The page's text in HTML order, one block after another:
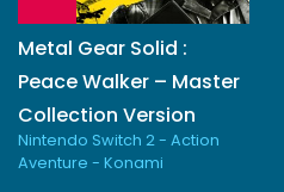
Metal Gear Solid :
Peace Walker – Master
Collection Version
Nintendo Switch 2 - Action
Aventure - Konami